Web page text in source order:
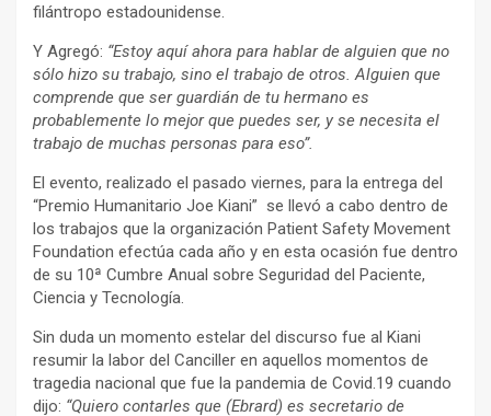
filántropo estadounidense.
Y Agregó: “Estoy aquí ahora para hablar de alguien que no
sólo hizo su trabajo, sino el trabajo de otros. Alguien que
comprende que ser guardián de tu hermano es
probablemente lo mejor que puedes ser, y se necesita el
trabajo de muchas personas para eso”.
El evento, realizado el pasado viernes, para la entrega del
“Premio Humanitario Joe Kiani” se llevó a cabo dentro de
los trabajos que la organización Patient Safety Movement
Foundation efectúa cada año y en esta ocasión fue dentro
de su 10ª Cumbre Anual sobre Seguridad del Paciente,
Ciencia y Tecnología.
Sin duda un momento estelar del discurso fue al Kiani
resumir la labor del Canciller en aquellos momentos de
tragedia nacional que fue la pandemia de Covid.19 cuando
dijo: “Quiero contarles que (Ebrard) es secretario de